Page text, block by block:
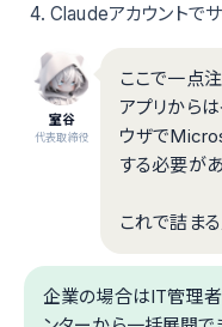
Claudeアカウントで
室谷
代表取締役
ここで一点
アプリから
ウザで
する必要があ
これで詰まる
企業の場合はIT管理